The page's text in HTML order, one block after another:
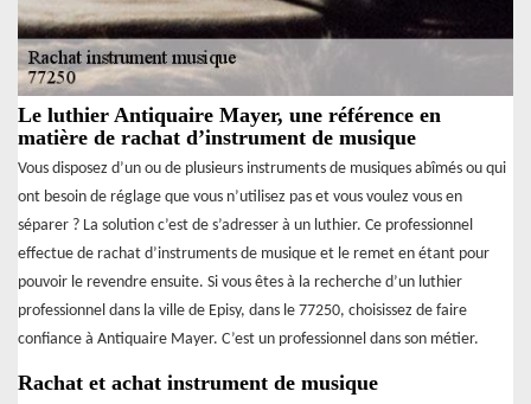
Le luthier Antiquaire Mayer, une référence en
matière de rachat d’instrument de musique
Vous disposez d’un ou de plusieurs instruments de musiques abîmés ou qui
ont besoin de réglage que vous n’utilisez pas et vous voulez vous en
séparer ? La solution c’est de s’adresser à un luthier. Ce professionnel
effectue de rachat d’instruments de musique et le remet en étant pour
pouvoir le revendre ensuite. Si vous êtes à la recherche d’un luthier
professionnel dans la ville de Episy, dans le 77250, choisissez de faire
confiance à Antiquaire Mayer. C’est un professionnel dans son métier.
Rachat et achat instrument de musique